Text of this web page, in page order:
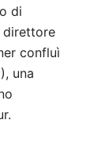
di
direttore
confluì
una